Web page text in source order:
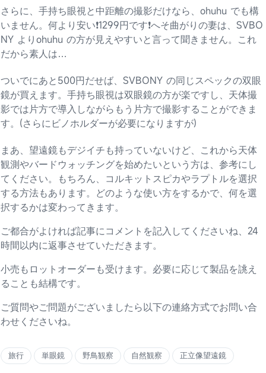
さらに、手持ち眼視と中距離の撮影だけなら、ohuhu でも構
いません。何より安い❗1299円です❗️へそ曲がりの妻は、SVBO
NY よりohuhu の方が見えやすいと言って聞きません。これ
だから素人は…
ついでにあと500円だせば、SVBONY の同じスペックの双眼
鏡が買えます。手持ち眼視は双眼鏡の方が楽ですし、天体撮
影では片方で導入しながらもう片方で撮影することができま
す。(さらにビノホルダーが必要になりますが)
まあ、望遠鏡もデジイチも持っていないけど、これから天体
観測やバードウォッチングを始めたいという方は、参考にし
てください。もちろん、コルキットスピカやラプトルを選択
する方法もあります。どのような使い方をするかで、何を選
択するかは変わってきます。
ご都合がよければ記事にコメントを記入してくださいね、24
時間以内に返事させていただきます。
小売もロットオーダーも受けます。必要に応じて製品を誂え
ることも結構です。
ご質問やご問題がございましたら以下の連絡方式でお問い合
わせくださいね。
旅行 単眼鏡 野鳥観察 自然観察 正立像望遠鏡